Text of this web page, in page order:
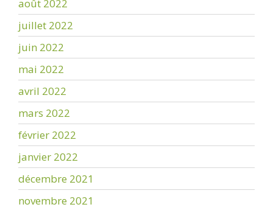
août 2022
juillet 2022
juin 2022
mai 2022
avril 2022
mars 2022
février 2022
janvier 2022
décembre 2021
novembre 2021